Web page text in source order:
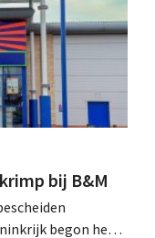
bij B&M
begon het